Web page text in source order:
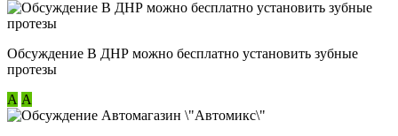
Обсуждение В ДНР можно бесплатно установить зубные
протезы
А А